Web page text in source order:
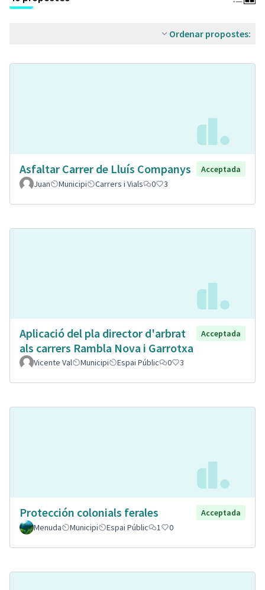
Ordenar propostes:
Asfaltar Carrer de Lluís Companys
Acceptada
Juan
Municipi Carrers i Vials 0 3
Aplicació del pla director d'arbrat
als carrers Rambla Nova i Garrotxa
Acceptada
Vicente Val Municipi Espai Públic 0 3
Protección colonials ferales
Acceptada
Menuda
Municipi Espai Públic 1 0